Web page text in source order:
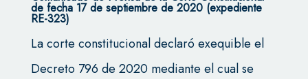
de fecha 17 de septiembre de 2020 (expediente
RE-323)
La corte constitucional declaró exequible el
Decreto 796 de 2020 mediante el cual se